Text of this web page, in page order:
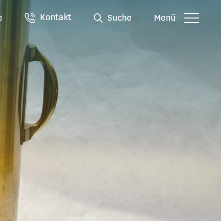
Kontakt Suche Menü